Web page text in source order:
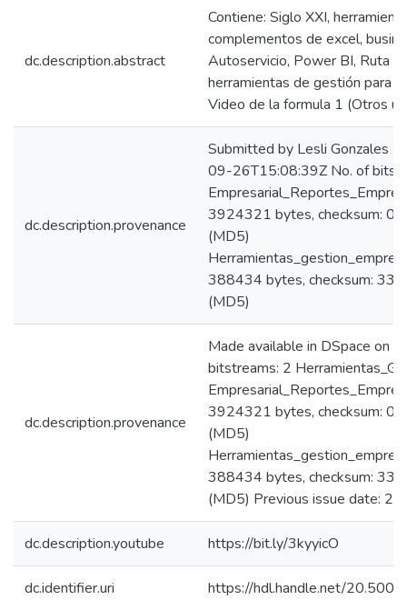
dc.description.abstract
Contiene: Siglo XXI,
complementos de excel,
Autoservicio, Power BI, Ruta
herramientas de gestión para
Video de la formula 1 (Otros
dc.description.provenance
Submitted by Lesli Gonzales
09-26T15:08:39Z No. of
3924321 bytes, checksum:
(MD5)
388434 bytes, checksum:
(MD5)
dc.description.provenance
Made available in DSpace on
bitstreams: 2
3924321 bytes, checksum:
(MD5)
388434 bytes, checksum:
(MD5) Previous issue date:
dc.description.youtube https://bit.ly/3kyyicO
dc.identifier.uri https://hdl.handle.net/